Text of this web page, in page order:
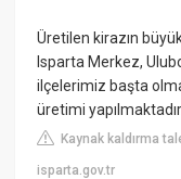
Üretilen kirazın
Isparta Merkez,
ilçelerimiz başta
üretimi yapılmaktadır.
Kaynak kaldırma
isparta.gov.tr